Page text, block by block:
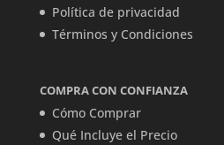
Política de privacidad
Términos y Condiciones
COMPRA CON CONFIANZA
Cómo Comprar
Qué Incluye el Precio